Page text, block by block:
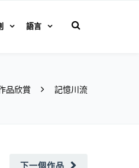
語言
品欣賞 記憶川流
下一個作品